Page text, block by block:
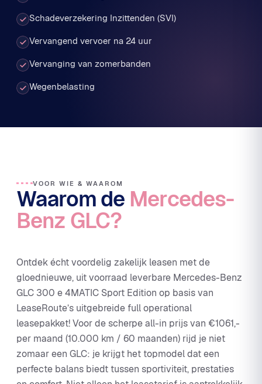
Schadeverzekering Inzittenden (SVI)
Vervangend vervoer na 24 uur
Vervanging van zomerbanden
Wegenbelasting
VOOR WIE & WAAROM
Waarom de Mercedes-
Benz GLC?
Ontdek écht voordelig zakelijk leasen met de
gloednieuwe, uit voorraad leverbare Mercedes-Benz
GLC 300 e 4MATIC Sport Edition op basis van
LeaseRoute’s uitgebreide full operational
leasepakket! Voor de scherpe all-in prijs van €1061,-
per maand (10.000 km / 60 maanden) rijd je niet
zomaar een GLC: je krijgt het topmodel dat een
perfecte balans biedt tussen sportiviteit, prestaties